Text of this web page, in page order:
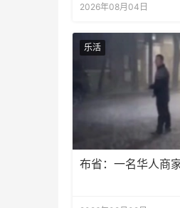
2026年08月04日
乐活
布省：一名华人商